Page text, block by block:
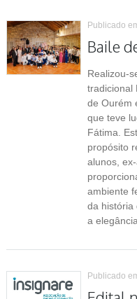
Publicado
Baile
Realizou-
tradicional
de Ourém
que teve
Fátima.
propósito
alunos,
ambiente
da história
a
Publicado